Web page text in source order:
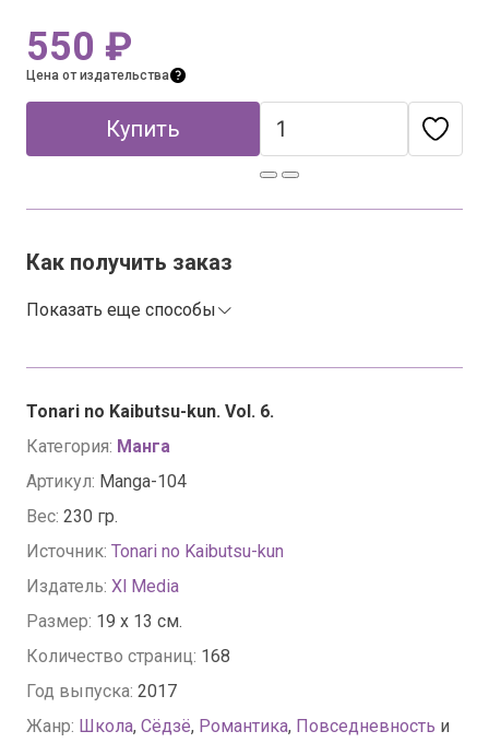
Tonari no Kaibutsu-kun. Vol. 6.
Категория: Манга
Артикул: Manga-104
Вес: 230 гр.
Источник: Tonari no Kaibutsu-kun
Издатель: Xl Media
Размер: 19 x 13 см.
Количество страниц: 168
Год выпуска: 2017
Жанр: Школа, Сёдзё, Романтика, Повседневность и
550 ₽
Цена от издательства
Купить
Как получить заказ
Показать еще способы